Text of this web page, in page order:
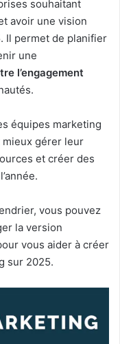
souhaitant
avoir une vision
Il permet de planifier
une
l’engagement
équipes marketing
mieux gérer leur
et créer des
vous pouvez
la version
vous aider à créer
sur 2025.